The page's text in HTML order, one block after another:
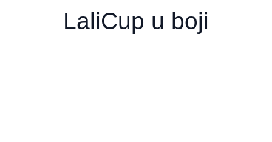
LaliCup u boji